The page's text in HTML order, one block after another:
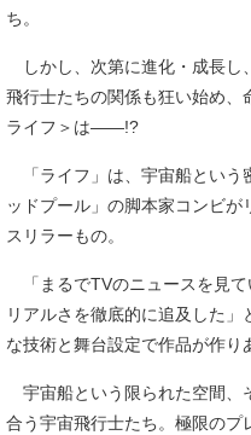
ち。
しかし、次第に進化・成長し
飛行士たちの関係も狂い始め、
ライフ＞は――!?
「ライフ」は、宇宙船という
ッドプール」の脚本家コンビ
スリラーもの。
「まるでTVのニュースを見て
リアルさを徹底的に追及した
な技術と舞台設定で作品が作り
宇宙船という限られた空間、
合う宇宙飛行士たち。極限の